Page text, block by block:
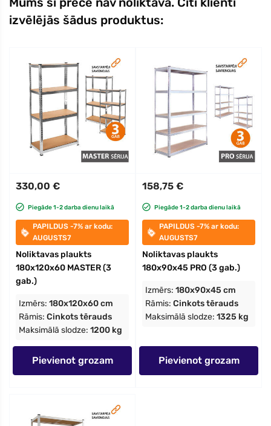
izvēlējās šādus produktus:
330,00 €
Piegāde 1-2 darba dienu laikā
PAPILDUS -7% ar kodu:
AUGUSTS7
Noliktavas plaukts
180x120x60 MASTER (3
gab.)
Izmērs: 180x120x60 cm
Rāmis: Cinkots tērauds
Maksimālā slodze: 1200 kg
Pievienot grozam
158,75 €
Piegāde 1-2 darba dienu laikā
PAPILDUS -7% ar kodu:
AUGUSTS7
Noliktavas plaukts
180x90x45 PRO (3 gab.)
Izmērs: 180x90x45 cm
Rāmis: Cinkots tērauds
Maksimālā slodze: 1325 kg
Pievienot grozam